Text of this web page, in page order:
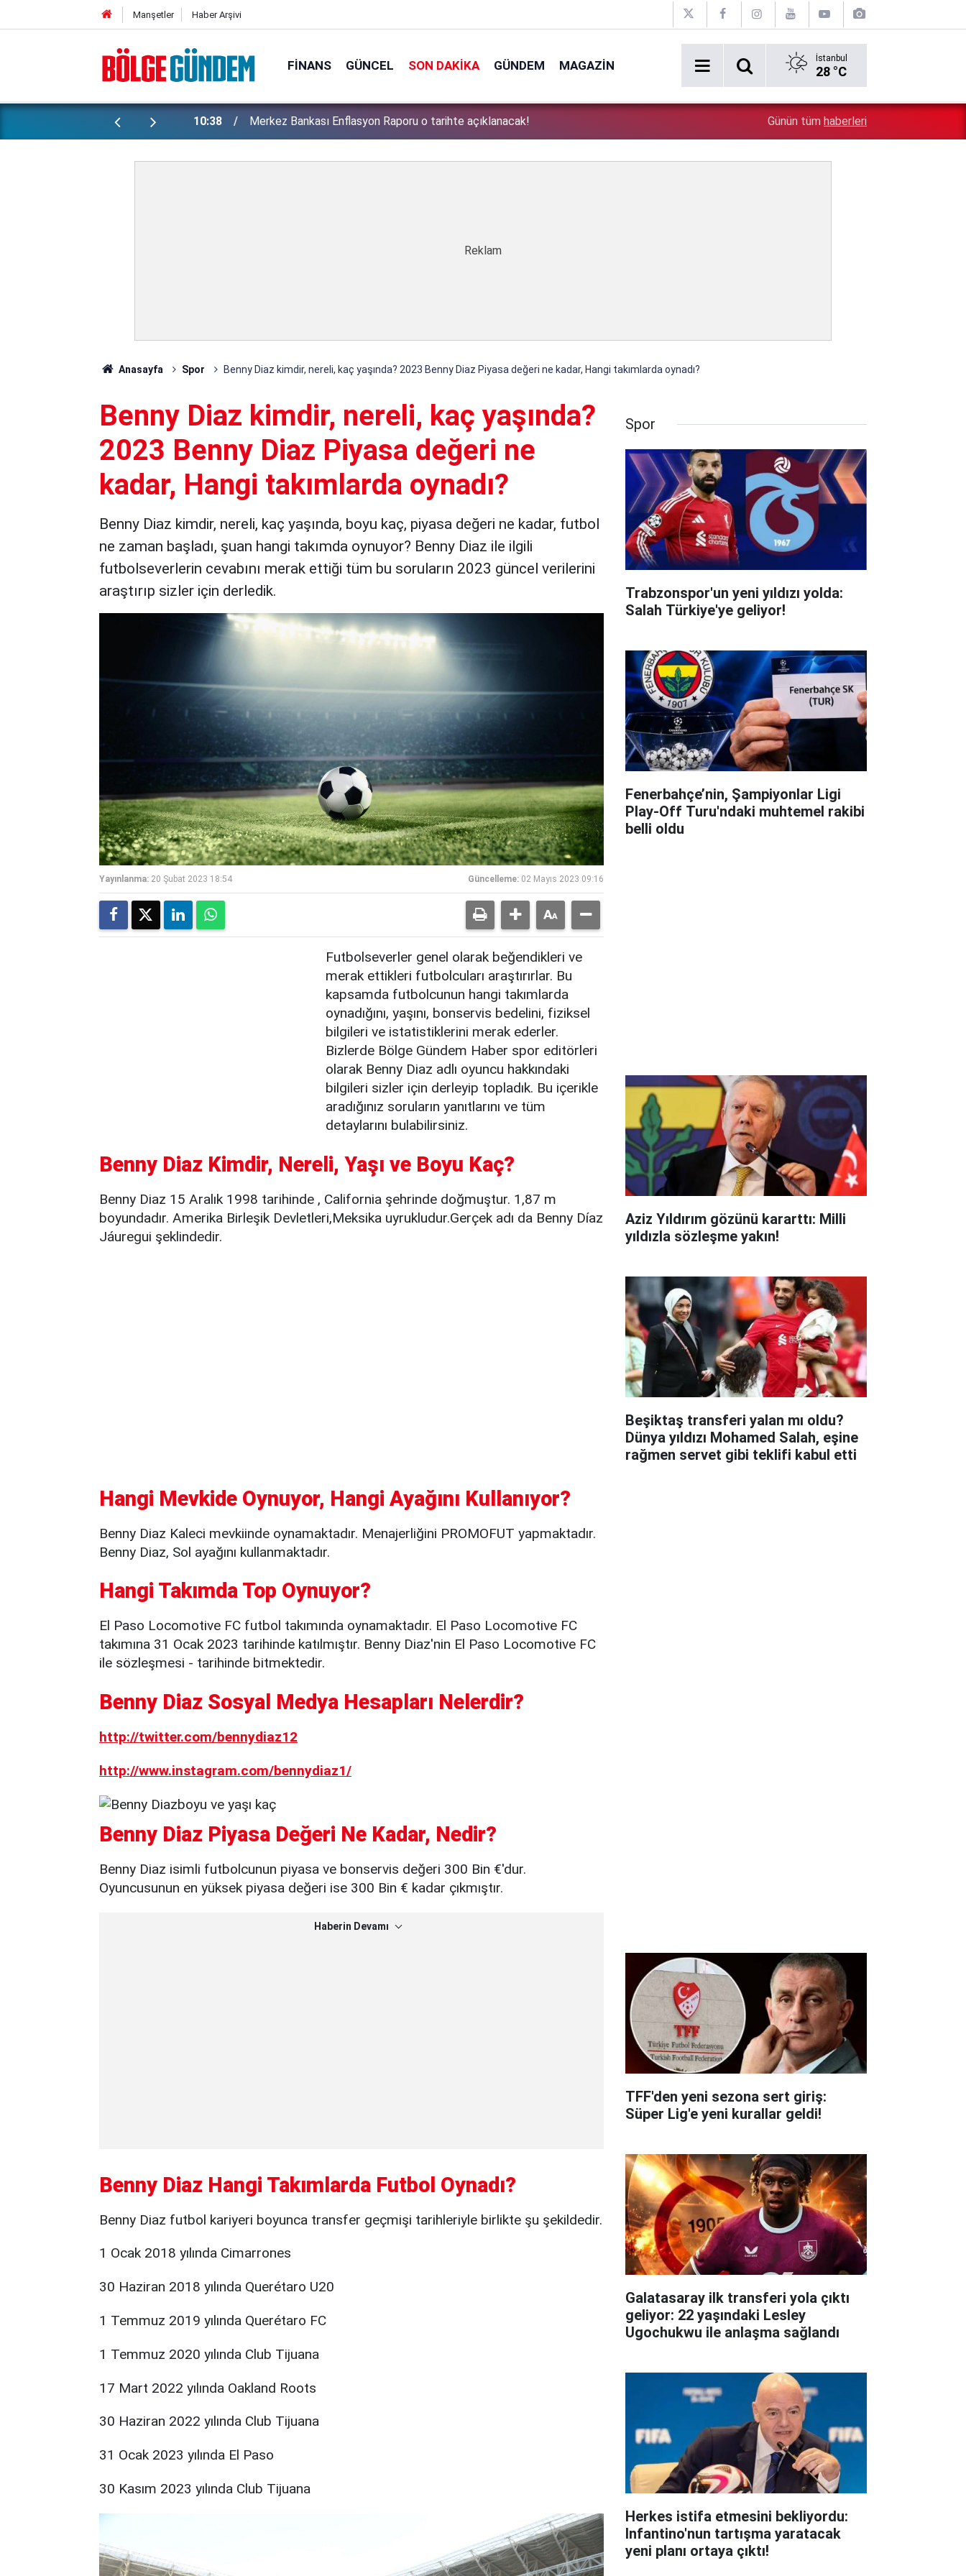
Manşetler Haber Arşivi
FINANS GÜNCEL SON DAKIKA GÜNDEM MAGAZIN İstanbul
28 °C
10:38 Merkez Bankası Enflasyon Raporu o tarihte açıklanacak! Emekliler dört gözle bekliyordu: Fark ödemeleri
Günün tüm haberleri
Anasayfa Spor Benny Diaz kimdir, nereli, kaç yaşında? 2023 Benny Diaz Piyasa değeri ne kadar, Hangi takımlarda oynadı?
Benny Diaz kimdir, nereli, kaç yaşında?
2023 Benny Diaz Piyasa değeri ne
kadar, Hangi takımlarda oynadı?
Benny Diaz kimdir, nereli, kaç yaşında, boyu kaç, piyasa değeri ne kadar, futbol
ne zaman başladı, şuan hangi takımda oynuyor? Benny Diaz ile ilgili
futbolseverlerin cevabını merak ettiği tüm bu soruların 2023 güncel verilerini
araştırıp sizler için derledik.
Yayınlanma: 20 Şubat 2023 18:54 Güncelleme: 02 Mayıs 2023 09:16
Futbolseverler genel olarak beğendikleri ve
merak ettikleri futbolcuları araştırırlar. Bu
kapsamda futbolcunun hangi takımlarda
oynadığını, yaşını, bonservis bedelini, fiziksel
bilgileri ve istatistiklerini merak ederler.
Bizlerde Bölge Gündem Haber spor editörleri
olarak Benny Diaz adlı oyuncu hakkındaki
bilgileri sizler için derleyip topladık. Bu içerikle
aradığınız soruların yanıtlarını ve tüm
detaylarını bulabilirsiniz.
Benny Diaz Kimdir, Nereli, Yaşı ve Boyu Kaç?
Benny Diaz 15 Aralık 1998 tarihinde , California şehrinde doğmuştur. 1,87 m
boyundadır. Amerika Birleşik Devletleri,Meksika uyrukludur.Gerçek adı da Benny Díaz
Jáuregui şeklindedir.
Hangi Mevkide Oynuyor, Hangi Ayağını Kullanıyor?
Benny Diaz Kaleci mevkiinde oynamaktadır. Menajerliğini PROMOFUT yapmaktadır.
Benny Diaz, Sol ayağını kullanmaktadır.
Hangi Takımda Top Oynuyor?
El Paso Locomotive FC futbol takımında oynamaktadır. El Paso Locomotive FC
takımına 31 Ocak 2023 tarihinde katılmıştır. Benny Diaz'nin El Paso Locomotive FC
ile sözleşmesi - tarihinde bitmektedir.
Benny Diaz Sosyal Medya Hesapları Nelerdir?
http://twitter.com/bennydiaz12
http://www.instagram.com/bennydiaz1/
Benny Diaz Piyasa Değeri Ne Kadar, Nedir?
Benny Diaz isimli futbolcunun piyasa ve bonservis değeri 300 Bin €'dur.
Oyuncusunun en yüksek piyasa değeri ise 300 Bin € kadar çıkmıştır.
Haberin Devamı
Benny Diaz Hangi Takımlarda Futbol Oynadı?
Benny Diaz futbol kariyeri boyunca transfer geçmişi tarihleriyle birlikte şu şekildedir.
1 Ocak 2018 yılında Cimarrones
30 Haziran 2018 yılında Querétaro U20
1 Temmuz 2019 yılında Querétaro FC
1 Temmuz 2020 yılında Club Tijuana
17 Mart 2022 yılında Oakland Roots
30 Haziran 2022 yılında Club Tijuana
31 Ocak 2023 yılında El Paso
30 Kasım 2023 yılında Club Tijuana
Spor
Trabzonspor'un yeni yıldızı yolda:
Salah Türkiye'ye geliyor!
Fenerbahçe’nin, Şampiyonlar Ligi
Play-Off Turu'ndaki muhtemel rakibi
belli oldu
Aziz Yıldırım gözünü kararttı: Milli
yıldızla sözleşme yakın!
Beşiktaş transferi yalan mı oldu?
Dünya yıldızı Mohamed Salah, eşine
rağmen servet gibi teklifi kabul etti
TFF'den yeni sezona sert giriş:
Süper Lig'e yeni kurallar geldi!
Galatasaray ilk transferi yola çıktı
geliyor: 22 yaşındaki Lesley
Ugochukwu ile anlaşma sağlandı
Herkes istifa etmesini bekliyordu:
Infantino'nun tartışma yaratacak
yeni planı ortaya çıktı!